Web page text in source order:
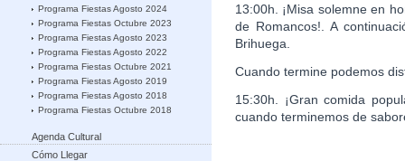
Programa Fiestas Agosto 2024
Programa Fiestas Octubre 2023
Programa Fiestas Agosto 2023
Programa Fiestas Agosto 2022
Programa Fiestas Octubre 2021
Programa Fiestas Agosto 2019
Programa Fiestas Agosto 2018
Programa Fiestas Octubre 2018
Agenda Cultural
Cómo Llegar
13:00h. ¡Misa solemne en
de Romancos!. A
Brihuega.
Cuando termine podemos
15:30h. ¡Gran comida
cuando terminemos de